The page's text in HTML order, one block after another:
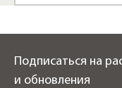
Подписаться на
и обновления